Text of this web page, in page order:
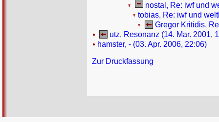
nostal, Re: iwf und
tobias, Re: iwf und
Gregor Kritidis,
utz, Resonanz (14. Mar. 2001,
hamster, - (03. Apr. 2006, 22:06)
Zur Druckfassung